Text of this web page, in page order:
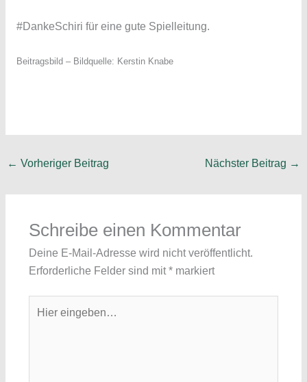
#DankeSchiri für eine gute Spielleitung.
Beitragsbild – Bildquelle: Kerstin Knabe
← Vorheriger Beitrag Nächster Beitrag →
Schreibe einen Kommentar
Deine E-Mail-Adresse wird nicht veröffentlicht.
Erforderliche Felder sind mit*markiert
eingeben…